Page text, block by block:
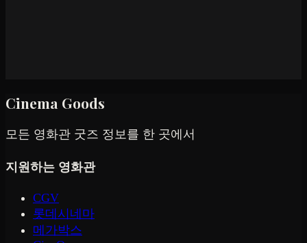
Cinema Goods
모든 영화관 굿즈 정보를 한 곳에서
지원하는 영화관
CGV
롯데시네마
메가박스